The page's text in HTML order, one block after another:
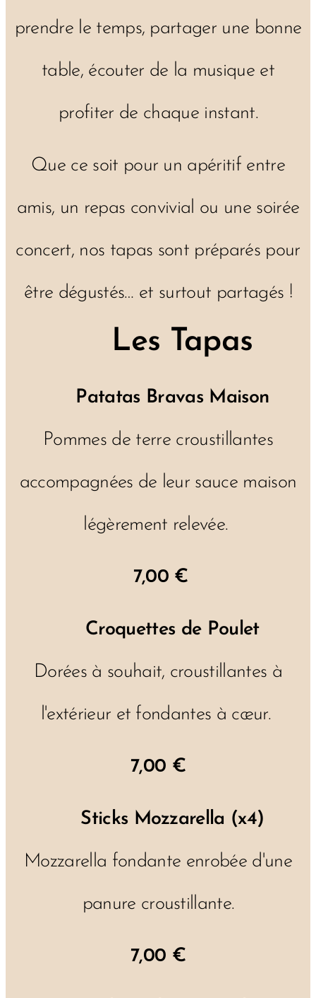
prendre le temps, partager une bonne
table, écouter de la musique et
profiter de chaque instant.
Que ce soit pour un apéritif entre
amis, un repas convivial ou une soirée
concert, nos tapas sont préparés pour
être dégustés… et surtout partagés !
🧀 Les Tapas
Patatas Bravas Maison
Pommes de terre croustillantes
accompagnées de leur sauce maison
légèrement relevée.
7,00 €
Croquettes de Poulet
Dorées à souhait, croustillantes à
l'extérieur et fondantes à cœur.
7,00 €
Sticks Mozzarella (x4)
Mozzarella fondante enrobée d'une
panure croustillante.
7,00 €